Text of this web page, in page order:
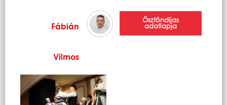
Fábián
Vilmos
Ösztöndíjas
adatlapja